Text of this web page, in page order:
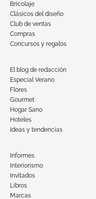
Bricolaje
Clásicos del diseño
Club de ventas
Compras
Concursos y regalos
El blog de redacción
Especial Verano
Flores
Gourmet
Hogar Sano
Hoteles
Ideas y tendencias
Informes
Interiorismo
Invitados
Libros
Marcas